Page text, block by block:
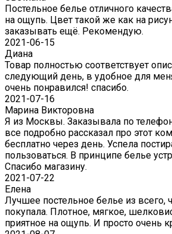
Постельное белье отличного
на ощупь. Цвет такой же как на
заказывать ещё. Рекомендую.
2021-06-15
Диана
Товар полностью соответствует
следующий день, в удобное для
очень понравился! спасибо.
2021-07-16
Марина Викторовна
Я из Москвы. Заказывала по
все подробно рассказал про этот
бесплатно через день. Успела
пользоваться. В принципе белье
Спасибо магазину.
2021-07-22
Eлена
Лучшее постельное белье из всего,
покупала. Плотное, мягкое,
приятное на ощупь. И просто очень